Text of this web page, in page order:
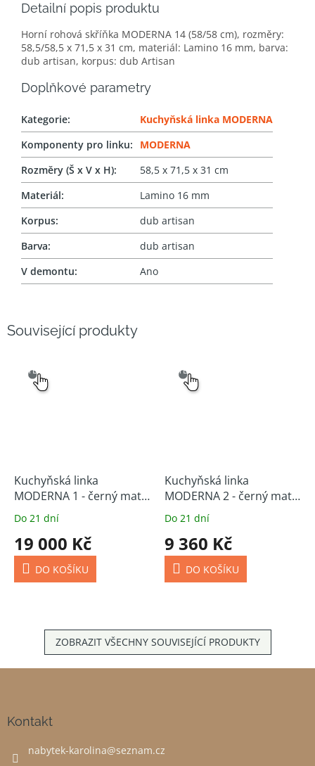
Související produkty
VÝBĚR
Kuchyňská linka
MODERNA 1 - černý mat
315 cm
Do 21 dní
19 000 Kč
DO KOŠÍKU
VÝBĚR
Kuchyňská linka
MODERNA 2 - černý mat
180 cm
Do 21 dní
9 360 Kč
DO KOŠÍKU
ZOBRAZIT VŠECHNY SOUVISEJÍCÍ PRODUKTY
Detailní popis produktu
Horní rohová skříňka MODERNA 14 (58/58 cm), rozměry:
58,5/58,5 x 71,5 x 31 cm, materiál: Lamino 16 mm, barva:
dub artisan, korpus: dub Artisan
Doplňkové parametry
Kategorie:
Kuchyňská linka MODERNA
Komponenty pro linku:
MODERNA
Rozměry (Š x V x H):
58,5 x 71,5 x 31 cm
Materiál:
Lamino 16 mm
Korpus:
dub artisan
Barva:
dub artisan
V demontu: Ano
Kontakt
nabytek-karolina@seznam.cz